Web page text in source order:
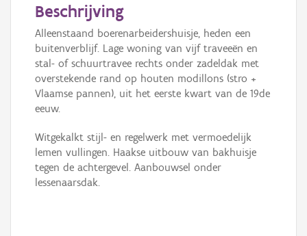
Beschrijving
Alleenstaand boerenarbeidershuisje, heden een
buitenverblijf. Lage woning van vijf traveeën en
stal- of schuurtravee rechts onder zadeldak met
overstekende rand op houten modillons (stro +
Vlaamse pannen), uit het eerste kwart van de 19de
eeuw.
Witgekalkt stijl- en regelwerk met vermoedelijk
lemen vullingen. Haakse uitbouw van bakhuisje
tegen de achtergevel. Aanbouwsel onder
lessenaarsdak.